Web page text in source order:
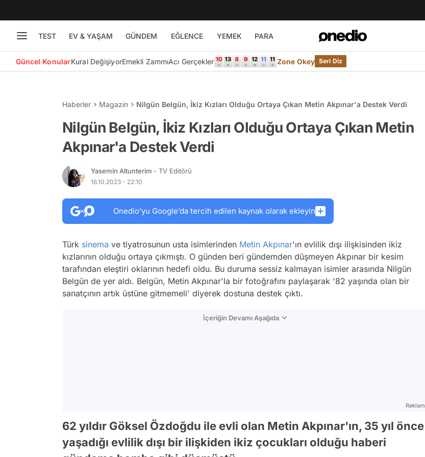
TEST EV & YAŞAM GÜNDEM EĞLENCE YEMEK PARA
Güncel KonularKural DeğişiyorEmekli ZammıAcı Gerçekler Zone Okey Seri Diz
Haberler Magazin Nilgün Belgün, İkiz Kızları Olduğu Ortaya Çıkan Metin Akpınar'a Destek Verdi
Nilgün Belgün, İkiz Kızları Olduğu Ortaya Çıkan Metin
Akpınar'a Destek Verdi
Yasemin Altunterim - TV Editörü
16.10.2023 - 22:10
Onedio’yu Google’da tercih edilen kaynak olarak ekleyin
Türk sinema ve tiyatrosunun usta isimlerinden Metin Akpınar'ın evlilik dışı ilişkisinden ikiz
kızlarının olduğu ortaya çıkmıştı. O günden beri gündemden düşmeyen Akpınar bir kesim
tarafından eleştiri oklarının hedefi oldu. Bu duruma sessiz kalmayan isimler arasında Nilgün
Belgün de yer aldı. Belgün, Metin Akpınar'la bir fotoğrafını paylaşarak '82 yaşında olan bir
sanatçının artık üstüne gitmemeli' diyerek dostuna destek çıktı.
İçeriğin Devamı Aşağıda
Reklam
62 yıldır Göksel Özdoğdu ile evli olan Metin Akpınar'ın, 35 yıl önce
yaşadığı evlilik dışı bir ilişkiden ikiz çocukları olduğu haberi